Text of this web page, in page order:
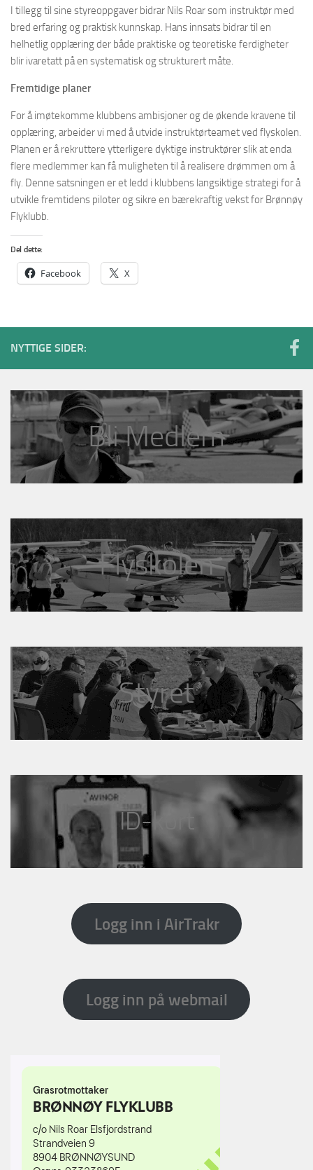
I tillegg til sine styreoppgaver bidrar Nils Roar som instruktør med
bred erfaring og praktisk kunnskap. Hans innsats bidrar til en
helhetlig opplæring der både praktiske og teoretiske ferdigheter
blir ivaretatt på en systematisk og strukturert måte.
Fremtidige planer
For å imøtekomme klubbens ambisjoner og de økende kravene til
opplæring, arbeider vi med å utvide instruktørteamet ved flyskolen.
Planen er å rekruttere ytterligere dyktige instruktører slik at enda
flere medlemmer kan få muligheten til å realisere drømmen om å
fly. Denne satsningen er et ledd i klubbens langsiktige strategi for å
utvikle fremtidens piloter og sikre en bærekraftig vekst for Brønnøy
Flyklubb.
Del dette:
Facebook X
NYTTIGE SIDER:
Bli Medlem
Flyskolen
Styret
ID-kort
Logg inn i AirTrakr
Logg inn på webmail